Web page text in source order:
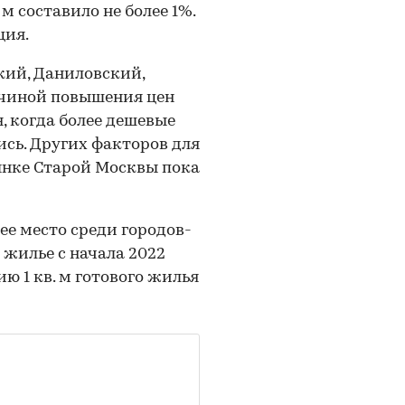
не более 1%.
Даниловский,
повышения цен
когда более дешевые
Других факторов для
Старой Москвы пока
место среди городов-
с начала 2022
1 кв. м готового жилья